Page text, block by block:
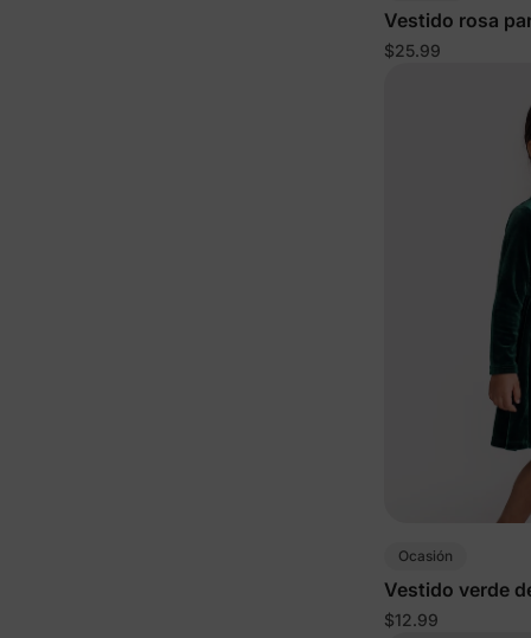
Vestido rosa
$25.99
Ocasión
Vestido verde
pequeña
$12.99